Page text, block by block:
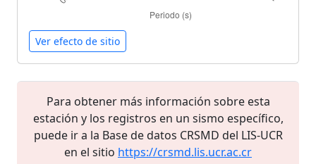
Ver efecto de sitio
Para obtener más información sobre esta
estación y los registros en un sismo específico,
puede ir a la Base de datos CRSMD del LIS-UCR
en el sitio https://crsmd.lis.ucr.ac.cr